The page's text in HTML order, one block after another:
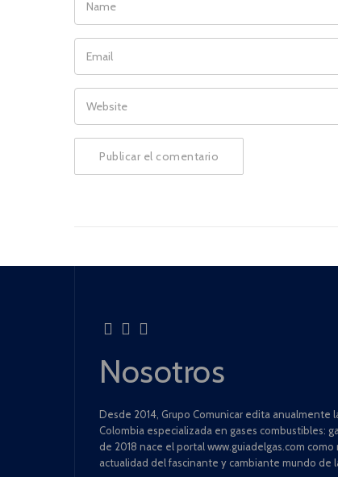
EMAIL
WEBSITE
Nosotros
Desde 2014, Grupo Comunicar edita anualmente
Colombia especializada en gases combustibles:
de 2018 nace el portal www.guiadelgas.com
actualidad del fascinante y cambiante mundo de